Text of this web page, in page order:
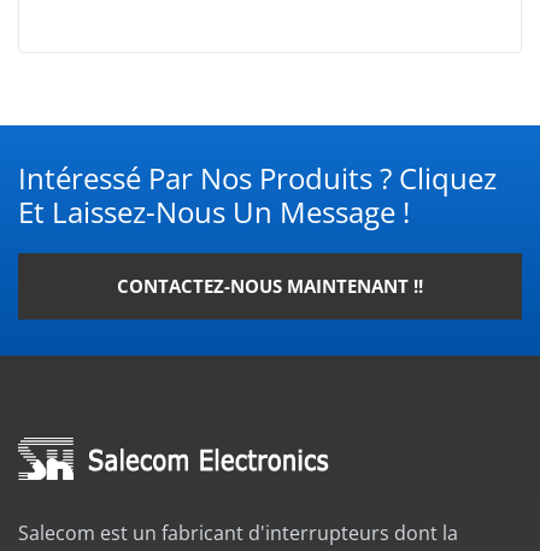
Intéressé Par Nos Produits ? Cliquez
Et Laissez-Nous Un Message !
CONTACTEZ-NOUS MAINTENANT !!
Salecom est un fabricant d'interrupteurs dont la